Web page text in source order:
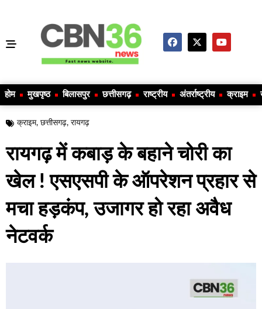
होम मुखपृष्ठ बिलासपुर छत्तीसगढ़ राष्ट्रीय अंतर्राष्ट्रीय क्राइम
क्राइम, छत्तीसगढ़, रायगढ़
रायगढ़ में कबाड़ के बहाने चोरी का
खेल ! एसएसपी के ऑपरेशन प्रहार से
मचा हड़कंप, उजागर हो रहा अवैध
नेटवर्क